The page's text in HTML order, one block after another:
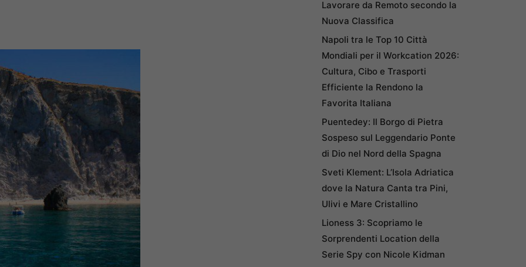
Lavorare da Remoto secondo la
Nuova Classifica
Napoli tra le Top 10 Città
Mondiali per il Workcation 2026:
Cultura, Cibo e Trasporti
Efficiente la Rendono la
Favorita Italiana
Puentedey: Il Borgo di Pietra
Sospeso sul Leggendario Ponte
di Dio nel Nord della Spagna
Sveti Klement: L’Isola Adriatica
dove la Natura Canta tra Pini,
Ulivi e Mare Cristallino
Lioness 3: Scopriamo le
Sorprendenti Location della
Serie Spy con Nicole Kidman